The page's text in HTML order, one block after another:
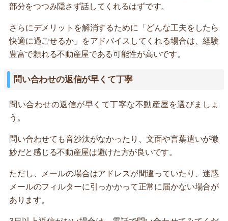
部分をつつみ隠さず話してくれるはずです。
さらにデメリットを解消するために「どんな工夫をしたら
快適に過ごせるか」をアドバイスしてくれる場合は、経験
豊富で頼れる不動産屋である可能性が高いです。
問い合わせの返信が早くて丁寧
問い合わせの返信が早くて丁寧な不動産屋を選びましょ
う。
問い合わせても音沙汰がなかったり、文面や言葉遣いが微
妙だと感じる不動産屋は避けた方が良いです。
ただし、メールの場合はアドレスが間違っていたり、迷惑
メールのフィルターに引っかかって正常に届かない場合が
あります。